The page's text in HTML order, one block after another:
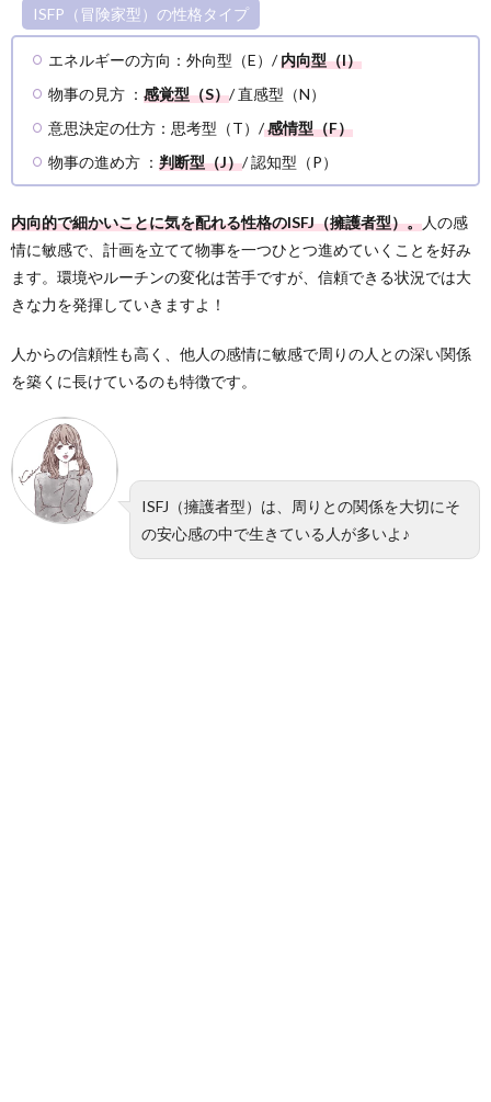
ISFP（冒険家型）の性格タイプ
エネルギーの方向：外向型（E）/内向型（I）
物事の見方 ： 感覚型（S）/ 直感型（N）
意思決定の仕方：思考型（T）/感情型（F）
物事の進め方 ： 判断型（J）/ 認知型（P）
内向的で細かいことに気を配れる性格のISFJ（擁護者型）。人の感
情に敏感で、計画を立てて物事を一つひとつ進めていくことを好み
ます。環境やルーチンの変化は苦手ですが、信頼できる状況では大
きな力を発揮していきますよ！
人からの信頼性も高く、他人の感情に敏感で周りの人との深い関係
を築くに長けているのも特徴です。
ISFJ（擁護者型）は、周りとの関係を大切にそ
の安心感の中で生きている人が多いよ♪